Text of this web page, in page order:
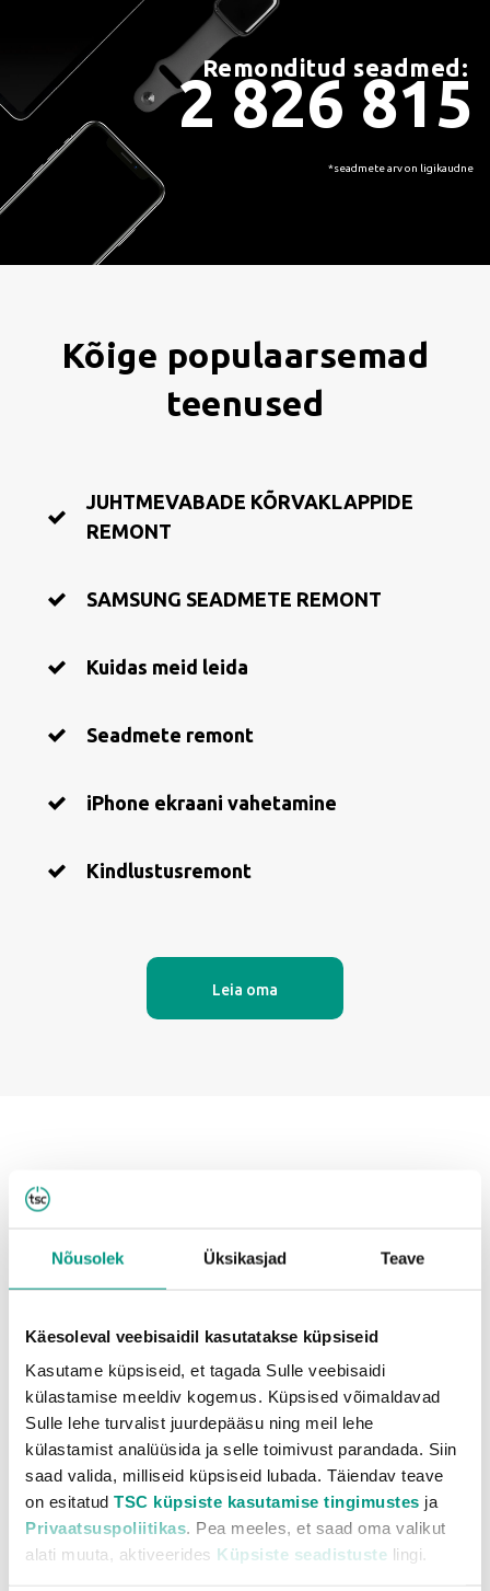
Nõusolek Üksikasjad Teave
Käesoleval veebisaidil kasutatakse küpsiseid
Kasutame küpsiseid, et tagada Sulle veebisaidi
külastamise meeldiv kogemus. Küpsised võimaldavad
Sulle lehe turvalist juurdepääsu ning meil lehe
külastamist analüüsida ja selle toimivust parandada. Siin
saad valida, milliseid küpsiseid lubada. Täiendav teave
on esitatud TSC küpsiste kasutamise tingimustes ja
Privaatsuspoliitikas. Pea meeles, et saad oma valikut
alati muuta, aktiveerides Küpsiste seadistuste lingi.
Remonditud seadmed:
2 826 815
*seadmete arv on ligikaudne
Kõige populaarsemad
teenused
JUHTMEVABADE KÕRVAKLAPPIDE
REMONT
SAMSUNG SEADMETE REMONT
Kuidas meid leida
Seadmete remont
iPhone ekraani vahetamine
Kindlustusremont
Leia oma